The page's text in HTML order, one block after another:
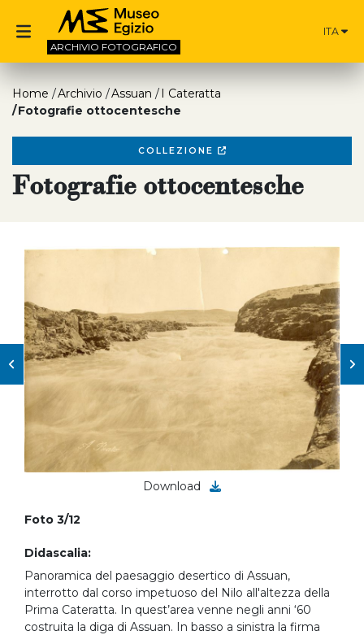
ARCHIVIO FOTOGRAFICO
ITA
Home Archivio Assuan
I Cateratta
Fotografie ottocentesche
COLLEZIONE
Fotografie ottocentesche
Download
Foto 3/12
Didascalia:
Panoramica del paesaggio desertico di Assuan,
interrotto dal corso impetuoso del Nilo all'altezza della
Prima Cateratta. In quest’area venne negli anni ‘60
costruita la diga di Assuan. In basso a sinistra la firma